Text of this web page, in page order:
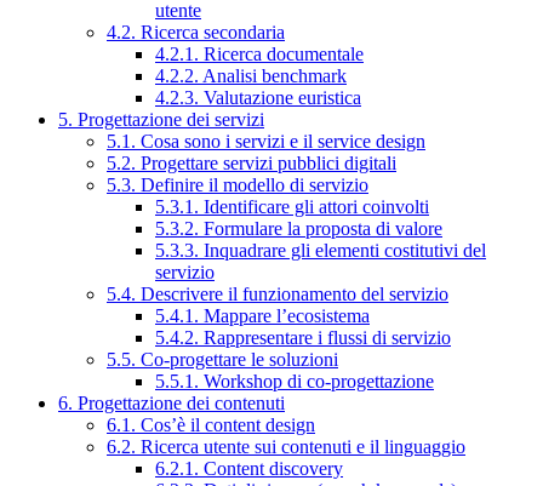
utente
4.2. Ricerca secondaria
4.2.1. Ricerca documentale
4.2.2. Analisi benchmark
4.2.3. Valutazione euristica
5. Progettazione dei servizi
5.1. Cosa sono i servizi e il service design
5.2. Progettare servizi pubblici digitali
5.3. Definire il modello di servizio
5.3.1. Identificare gli attori coinvolti
5.3.2. Formulare la proposta di valore
5.3.3. Inquadrare gli elementi costitutivi del
servizio
5.4. Descrivere il funzionamento del servizio
5.4.1. Mappare l’ecosistema
5.4.2. Rappresentare i flussi di servizio
5.5. Co-progettare le soluzioni
5.5.1. Workshop di co-progettazione
6. Progettazione dei contenuti
6.1. Cos’è il content design
6.2. Ricerca utente sui contenuti e il linguaggio
6.2.1. Content discovery